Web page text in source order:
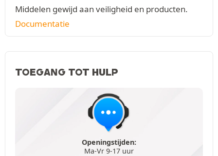
Middelen gewijd aan veiligheid en producten.
Documentatie
TOEGANG TOT HULP
Openingstijden:
Ma-Vr 9-17 uur